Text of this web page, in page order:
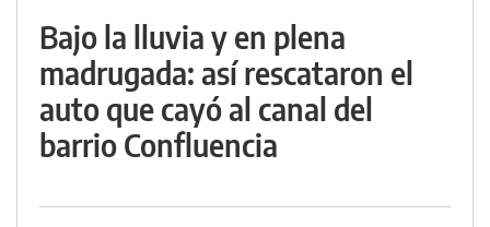
Bajo la lluvia y en plena
madrugada: así rescataron el
auto que cayó al canal del
barrio Confluencia